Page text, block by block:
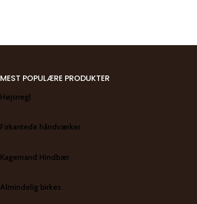
MEST POPULÆRE PRODUKTER
Højsnegl
Firkantede håndværker
Kagemand Hindbær
Almindelig birkes